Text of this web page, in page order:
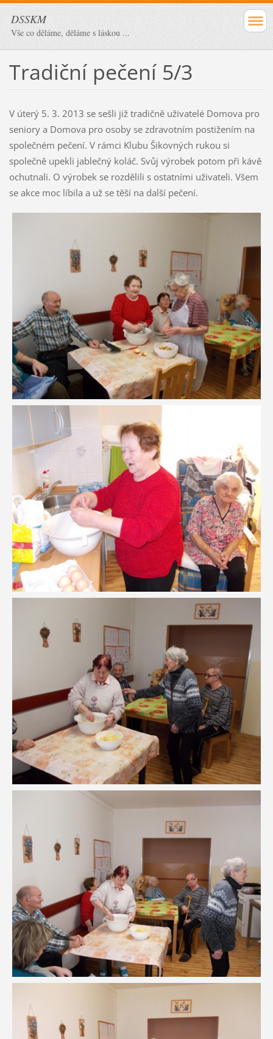
DSSKM
Vše co děláme, děláme s láskou ...
Tradiční pečení 5/3
V úterý 5. 3. 2013 se sešli již tradičně uživatelé Domova pro
seniory a Domova pro osoby se zdravotním postižením na
společném pečení. V rámci Klubu Šikovných rukou si
společně upekli jablečný koláč. Svůj výrobek potom při kávě
ochutnali. O výrobek se rozdělili s ostatními uživateli. Všem
se akce moc líbila a už se těší na další pečení.